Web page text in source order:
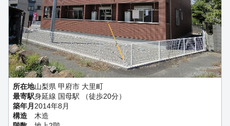
所在地山梨県 甲府市 大里町
最寄駅身延線 国母駅 （徒歩20分）
築年月2014年8月
構造
木造